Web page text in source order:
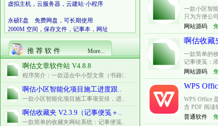
虚拟主机，云服务器，云建站·小程序
永硕E盘 免费网盘，可长期使用
2000M 空间，保存文件，记事本，网址
推 荐 软 件 More...
啊估文章软件站 V4.8.8
程序简介：一款适合中小型文章（书籍/..
啊估小区智能化项目施工进度跟..
一款小区智能化项目施工事项安排，进..
啊估收藏夹 V2.3.9（记事便笺＋..
一款简单的收藏夹网站系统：记事便笺..
一款小区智
只为方便公
网站源码
啊估收藏
一款简单的
记事便笺：
网站源码
WPS
WPS Office
含 PDF 阅读
普通软件